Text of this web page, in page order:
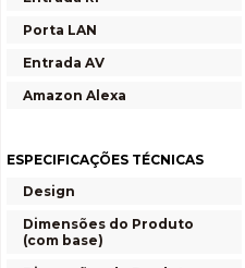
Porta LAN
Entrada AV
Amazon Alexa
ESPECIFICAÇÕES TÉCNICAS
Design
Dimensões do Produto
(com base)